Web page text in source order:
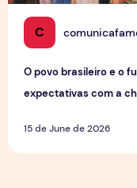
C
O povo brasileiro e o
expectativas com a
15 de June de 2026